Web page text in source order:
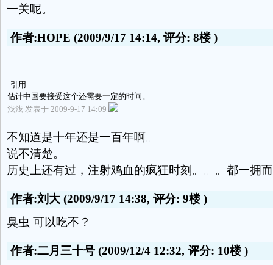
一关呢。
作者:HOPE (2009/9/17 14:14, 评分: 8楼)
引用:
估计中国要接受这个还需要一定的时间。
浅浅 发表于 2009-9-17 14:09
不知道是十年还是一百年啊。
说不清楚。
历史上还有过，注射鸡血的疯狂时刻。。。都一拥
作者:刘大 (2009/9/17 14:38, 评分: 9楼)
臭虫 可以吃不？
作者:二月三十号 (2009/12/4 12:32, 评分: 10楼)